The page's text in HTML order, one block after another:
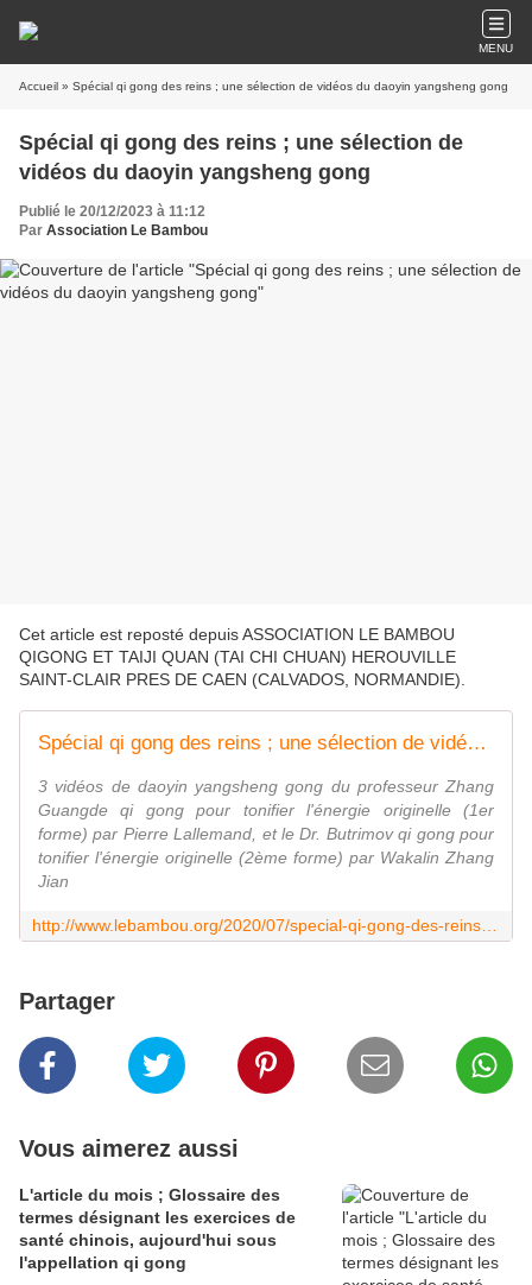
MENU
Accueil » Spécial qi gong des reins ; une sélection de vidéos du daoyin yangsheng gong
Spécial qi gong des reins ; une sélection de
vidéos du daoyin yangsheng gong
Publié le 20/12/2023 à 11:12
Par Association Le Bambou
Cet article est reposté depuisASSOCIATION LE BAMBOU
QIGONG ET TAIJI QUAN (TAI CHI CHUAN) HEROUVILLE
SAINT-CLAIR PRES DE CAEN (CALVADOS, NORMANDIE)
Spécial qi gong des reins ; une sélection de vidéos du daoyin yangsheng gong
3 vidéos de daoyin yangsheng gong du professeur Zhang
Guangde qi gong pour tonifier l'énergie originelle (1er
forme) par Pierre Lallemand, et le Dr. Butrimov qi gong pour
tonifier l'énergie originelle (2ème forme) par Wakalin Zhang
Jian
Partager
Vous aimerez aussi
L'article du mois ; Glossaire des
termes désignant les exercices de
santé chinois, aujourd'hui sous
l'appellation qi gong